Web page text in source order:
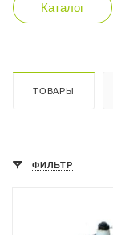
Каталог
ТОВАРЫ
ФИЛЬТР